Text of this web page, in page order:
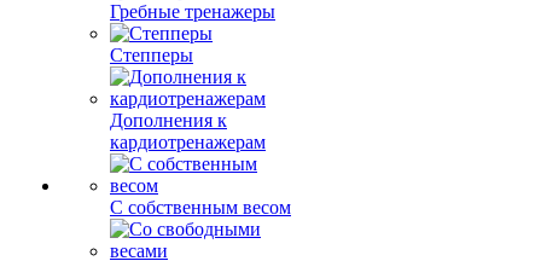
Гребные тренажеры
Степперы
Дополнения к
кардиотренажерам
С собственным весом